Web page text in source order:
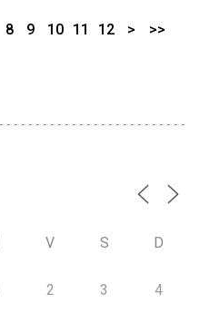
8 9 10 11 12 > >>
V S D
2 3 4